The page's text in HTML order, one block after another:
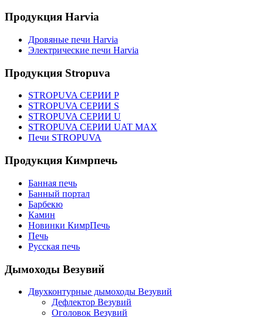
Продукция Harvia
Дровяные печи Harvia
Электрические печи Harvia
Продукция Stropuva
STROPUVA СЕРИИ P
STROPUVA СЕРИИ S
STROPUVA СЕРИИ U
STROPUVA СЕРИИ UAT MAX
Печи STROPUVA
Продукция Кимрпечь
Банная печь
Банный портал
Барбекю
Камин
Новинки КимрПечь
Печь
Русская печь
Дымоходы Везувий
Двухконтурные дымоходы Везувий
Дефлектор Везувий
Оголовок Везувий